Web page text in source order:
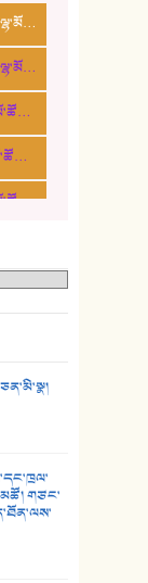
1. ལྷ་གཞུང་རྣམ་ཐར། ༡ - བོད་ལྗོངས་ལྷ་མོ་ཚོགས་པ།
2. ལྷ་གཞུང་རྣམ་ཐར། ༢ - བོད་ལྗོངས་ལྷ་མོ་ཚོགས་པ།
3. གཟུགས་ཀྱི་ཉི་མ། - བོད་ལྗོངས་ལྷ་མོ་ཚོགས་པ།
4. པདྨ་འོད་འབར། - བོད་ལྗོངས་ལྷ་མོ་ཚོགས་པ།
5. འགྲོ་བ་བཟང་མོ། - བོད་ལྗོངས་ལྷ་མོ་ཚོགས་པ།
གཙང་